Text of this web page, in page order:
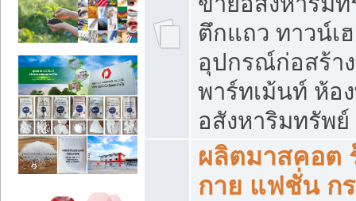
ตึกแถว ทาวน์เ
อุปกรณ์ก่อสร้า
พาร์ทเม้นท์ ห้อ
อสังหาริมทรัพ
ผลิตมาสคอต
กาย แฟชั่น กร